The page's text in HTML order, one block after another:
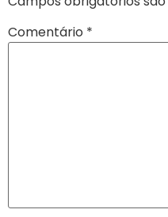
Comentário *